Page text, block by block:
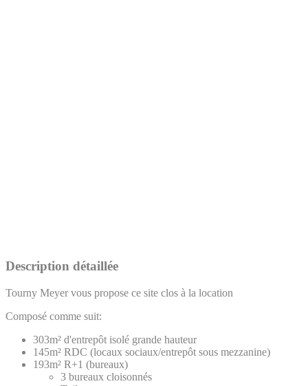
Description détaillée
Tourny Meyer vous propose ce site clos à la location
Composé comme suit:
303m² d'entrepôt isolé grande hauteur
145m² RDC (locaux sociaux/entrepôt sous mezzanine)
193m² R+1 (bureaux)
3 bureaux cloisonnés